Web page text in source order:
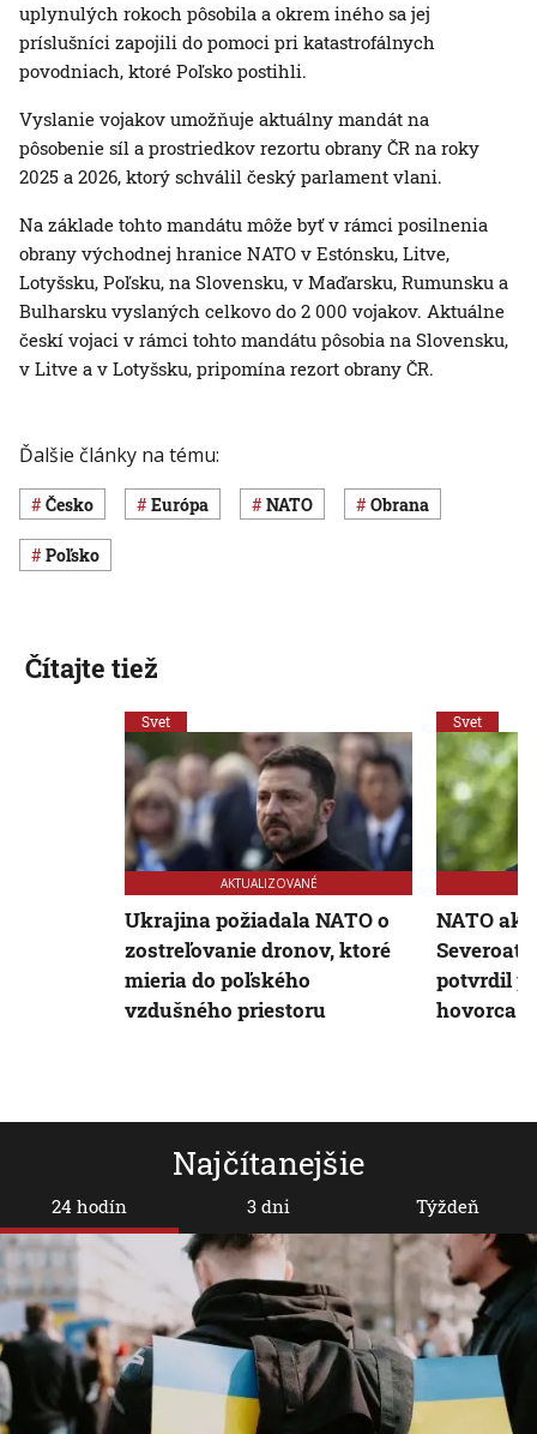
uplynulých rokoch pôsobila a okrem iného sa jej
príslušníci zapojili do pomoci pri katastrofálnych
povodniach, ktoré Poľsko postihli.
Vyslanie vojakov umožňuje aktuálny mandát na
pôsobenie síl a prostriedkov rezortu obrany ČR na roky
2025 a 2026, ktorý schválil český parlament vlani.
Na základe tohto mandátu môže byť v rámci posilnenia
obrany východnej hranice NATO v Estónsku, Litve,
Lotyšsku, Poľsku, na Slovensku, v Maďarsku, Rumunsku a
Bulharsku vyslaných celkovo do 2 000 vojakov. Aktuálne
českí vojaci v rámci tohto mandátu pôsobia na Slovensku,
v Litve a v Lotyšsku, pripomína rezort obrany ČR.
Ďalšie články na tému:
Česko Európa NATO obrana
Poľsko
Najčítanejšie
24 hodín 3 dni Týždeň
Čítajte tiež
Svet
AKTUALIZOVANÉ
Ukrajina požiadala NATO o
zostreľovanie dronov, ktoré
mieria do poľského
vzdušného priestoru
Svet
NATO
potvrdil
hovorca